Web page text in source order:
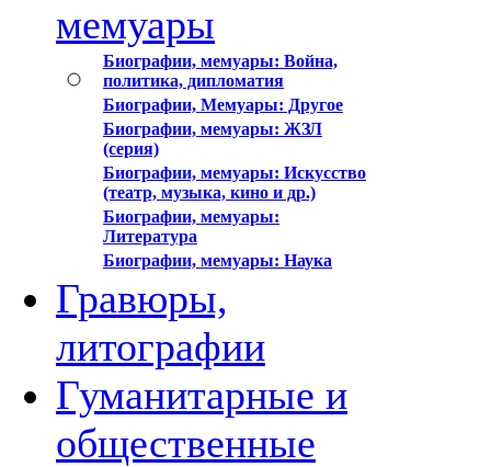
мемуары
Биографии, мемуары: Война,
политика, дипломатия
Биографии, Мемуары: Другое
Биографии, мемуары: ЖЗЛ
(серия)
Биографии, мемуары: Искусство
(театр, музыка, кино и др.)
Биографии, мемуары:
Литература
Биографии, мемуары: Наука
Гравюры,
литографии
Гуманитарные и
общественные